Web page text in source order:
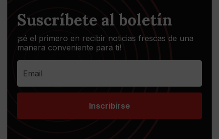
Suscríbete al boletín
¡sé el primero en recibir noticias frescas de una
manera conveniente para ti!
Inscribirse